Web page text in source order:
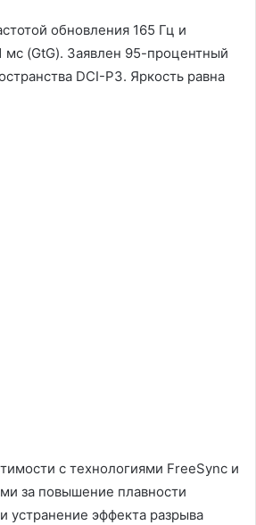
обновления 165 Гц и
мс (GtG). Заявлен 95-процентный
DCI-P3. Яркость равна
с технологиями FreeSync и
за повышение плавности
устранение эффекта разрыва